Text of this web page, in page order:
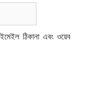
ঠিকানা এবং ওয়েব